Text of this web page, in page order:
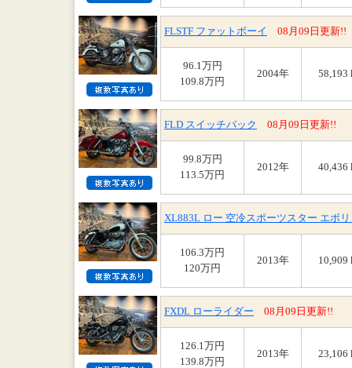
FLSTF ファットボーイ 08月09日更新!!
96.1万円
109.8万円
2004年 58,193
FLD スイッチバック 08月09日更新!!
99.8万円
113.5万円
2012年 40,436
XL883L ロー 空冷スポーツスター エボ
106.3万円
120万円
2013年 10,909
FXDL ローライダー 08月09日更新!!
126.1万円
139.8万円
2013年 23,106